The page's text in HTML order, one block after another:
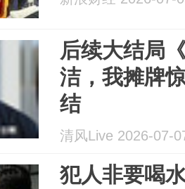
后续大结局
洁，我摊牌
结
清风Live 2026-07-
犯人非要喝